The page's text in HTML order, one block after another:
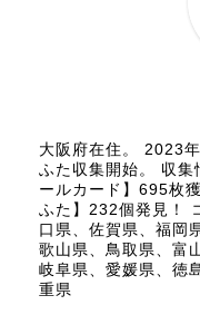
大阪府在住。 2023
ふた収集開始。 収集
ールカード】695枚
ふた】232個発見！
口県、佐賀県、福岡
歌山県、鳥取県、富
岐阜県、愛媛県、徳
重県